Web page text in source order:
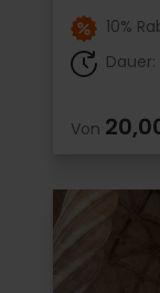
10%
Dauer:
Von